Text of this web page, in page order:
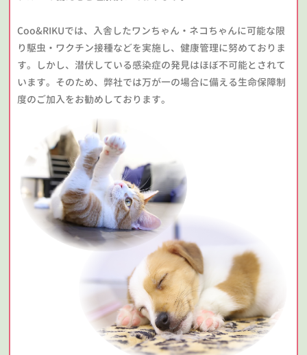
Coo&RIKUでは、入舎したワンちゃん・ネコちゃんに可能な限
り駆虫・ワクチン接種などを実施し、健康管理に努めておりま
す。しかし、潜伏している感染症の発見はほぼ不可能とされて
います。そのため、弊社では万が一の場合に備える生命保障制
度のご加入をお勧めしております。